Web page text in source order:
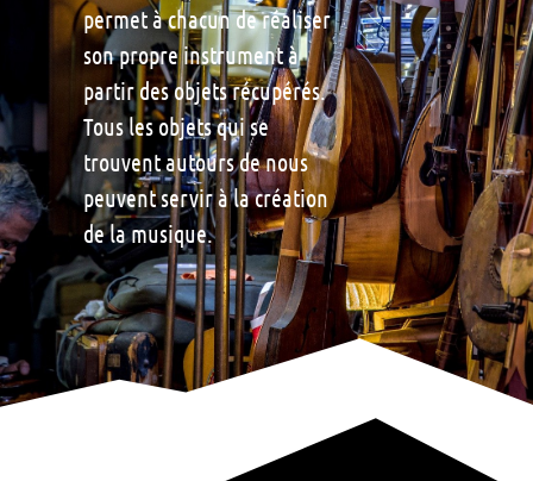
permet à chacun de réaliser
son propre instrument à
partir des objets récupérés.
Tous les objets qui se
trouvent autours de nous
peuvent servir à la création
de la musique.